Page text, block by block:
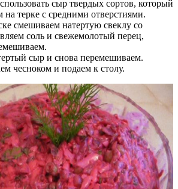
сыр твердых сортов, который
на терке с средними отверстиями.
смешиваем натертую свеклу со
соль и свежемолотый перец,
сыр и снова перемешиваем.
чесноком и подаем к столу.